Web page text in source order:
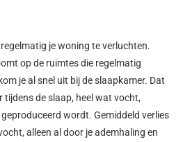
je woning te verluchten.
op de ruimtes die regelmatig
je al snel uit bij de slaapkamer. Dat
tijdens de slaap, heel wat vocht,
wordt. Gemiddeld verlies
alleen al door je ademhaling en